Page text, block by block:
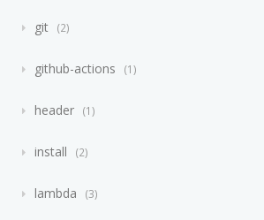
git 2
github-actions 1
header 1
install 2
lambda 3